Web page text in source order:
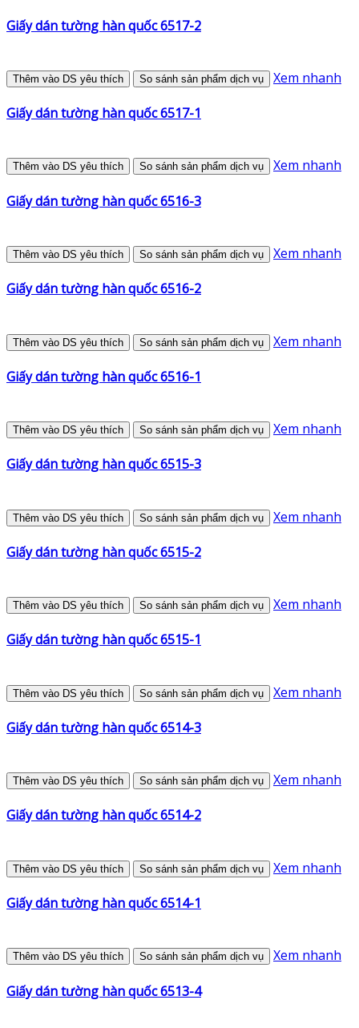
Giấy dán tường hàn quốc 6517-2
Thêm vào DS yêu thích So sánh sản phẩm dịch vụ Xem nhanh
Giấy dán tường hàn quốc 6517-1
Thêm vào DS yêu thích So sánh sản phẩm dịch vụ Xem nhanh
Giấy dán tường hàn quốc 6516-3
Thêm vào DS yêu thích So sánh sản phẩm dịch vụ Xem nhanh
Giấy dán tường hàn quốc 6516-2
Thêm vào DS yêu thích So sánh sản phẩm dịch vụ Xem nhanh
Giấy dán tường hàn quốc 6516-1
Thêm vào DS yêu thích So sánh sản phẩm dịch vụ Xem nhanh
Giấy dán tường hàn quốc 6515-3
Thêm vào DS yêu thích So sánh sản phẩm dịch vụ Xem nhanh
Giấy dán tường hàn quốc 6515-2
Thêm vào DS yêu thích So sánh sản phẩm dịch vụ Xem nhanh
Giấy dán tường hàn quốc 6515-1
Thêm vào DS yêu thích So sánh sản phẩm dịch vụ Xem nhanh
Giấy dán tường hàn quốc 6514-3
Thêm vào DS yêu thích So sánh sản phẩm dịch vụ Xem nhanh
Giấy dán tường hàn quốc 6514-2
Thêm vào DS yêu thích So sánh sản phẩm dịch vụ Xem nhanh
Giấy dán tường hàn quốc 6514-1
Thêm vào DS yêu thích So sánh sản phẩm dịch vụ Xem nhanh
Giấy dán tường hàn quốc 6513-4